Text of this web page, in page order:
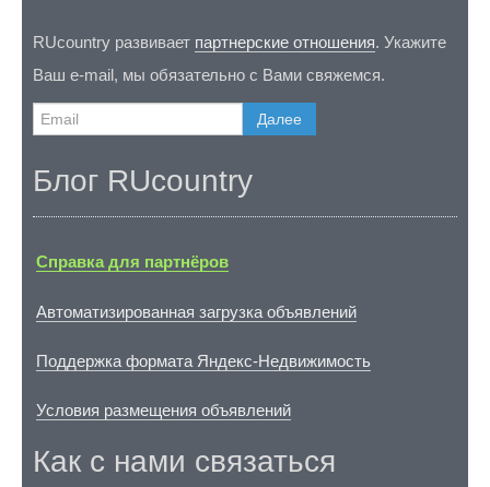
RUcountry развивает партнерские отношения. Укажите
Ваш e-mail, мы обязательно с Вами свяжемся.
Далее
Блог RUcountry
Справка для партнёров
Автоматизированная загрузка объявлений
Поддержка формата Яндекс-Недвижимость
Условия размещения объявлений
Как с нами связаться